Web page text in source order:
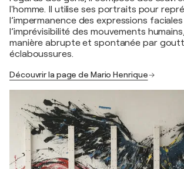
l'homme. Il utilise ses portraits pour
l’impermanence des expressions
l’imprévisibilité des mouvements
manière abrupte et spontanée par
éclaboussures.
Découvrir la page de Mario Henrique